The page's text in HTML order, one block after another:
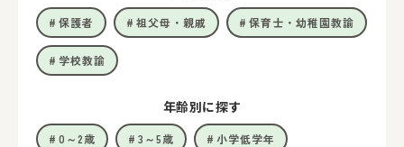
保護者 祖父母・親戚 保育士・幼稚園教諭
学校教諭
年齢別に探す
0～2歳 3～5歳 小学低学年